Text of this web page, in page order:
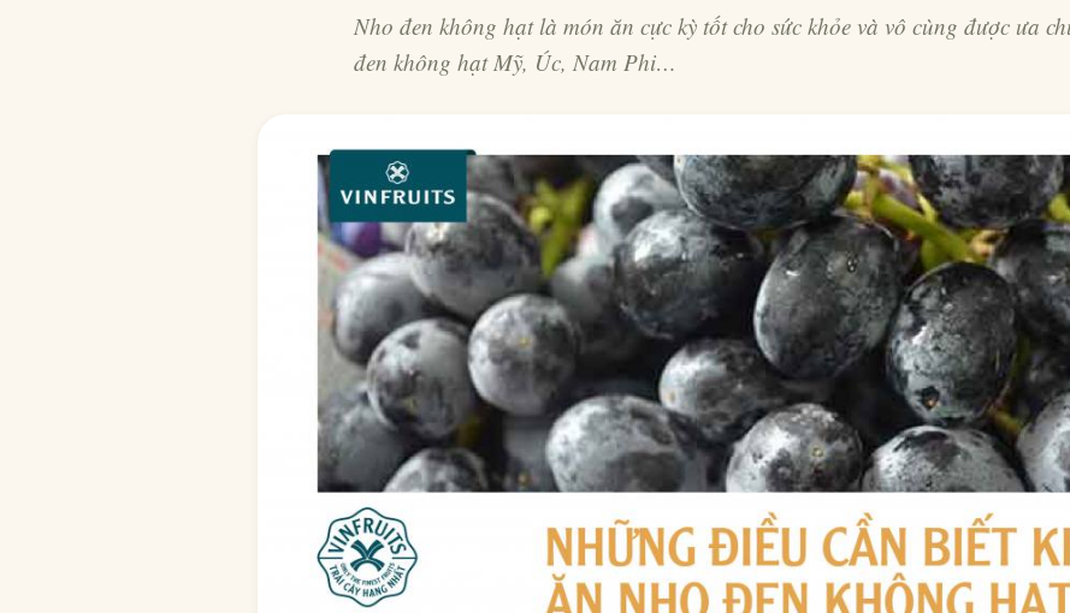
Nho đen không hạt là món ăn cực kỳ tốt cho sức khỏe và vô cùng được ưa
đen không hạt Mỹ, Úc, Nam Phi…